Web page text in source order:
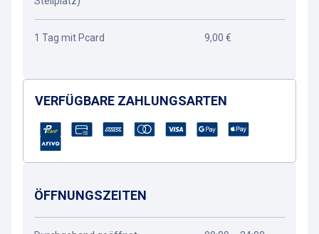
1 Tag mit Pcard 9,00 €
VERFÜGBARE ZAHLUNGSARTEN
ÖFFNUNGSZEITEN